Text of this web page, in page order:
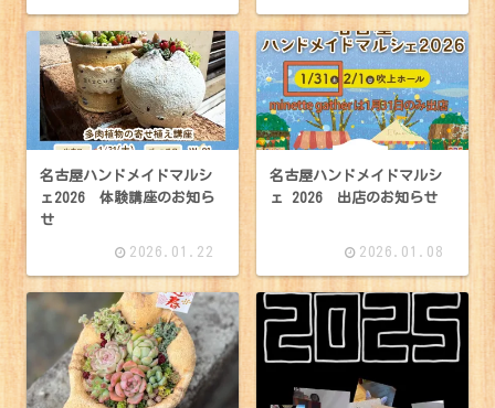
名古屋ハンドメイドマルシ
ェ2026 体験講座のお知ら
せ
2026.01.22
名古屋ハンドメイドマルシ
ェ 2026 出店のお知らせ
2026.01.08